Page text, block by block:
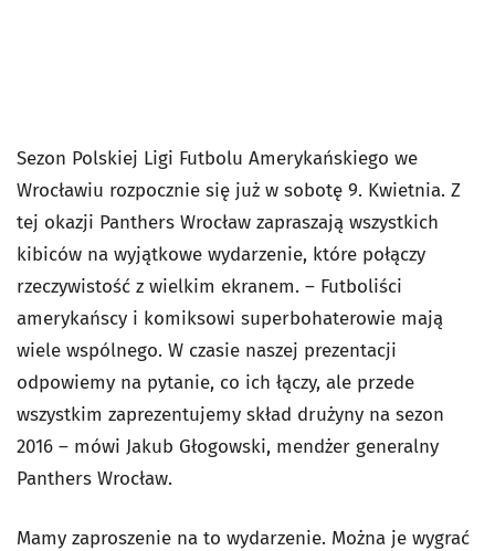
Sezon Polskiej Ligi Futbolu Amerykańskiego we
Wrocławiu rozpocznie się już w sobotę 9. Kwietnia. Z
tej okazji Panthers Wrocław zapraszają wszystkich
kibiców na wyjątkowe wydarzenie, które połączy
rzeczywistość z wielkim ekranem. – Futboliści
amerykańscy i komiksowi superbohaterowie mają
wiele wspólnego. W czasie naszej prezentacji
odpowiemy na pytanie, co ich łączy, ale przede
wszystkim zaprezentujemy skład drużyny na sezon
2016 – mówi Jakub Głogowski, mendżer generalny
Panthers Wrocław.
Mamy zaproszenie na to wydarzenie. Można je wygrać